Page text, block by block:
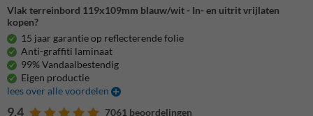
Vlak terreinbord 119x109mm blauw/wit - In- en uitrit vrijlaten
kopen?
15 jaar garantie op reflecterende folie
Anti-graffiti laminaat
99% Vandaalbestendig
Eigen productie
lees over alle voordelen
9.4 7061 beoordelingen